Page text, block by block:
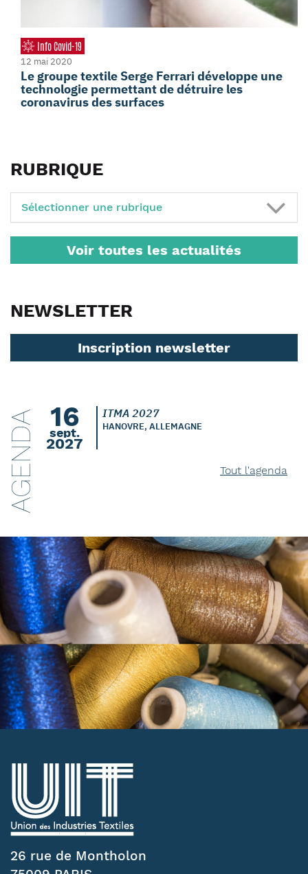
Info Covid-19
12 mai 2020
Le groupe textile Serge Ferrari développe une
technologie permettant de détruire les
coronavirus des surfaces
RUBRIQUE
Sélectionner une rubrique
Voir toutes les actualités
NEWSLETTER
Inscription newsletter
AGENDA 16
sept.
2027
ITMA 2027
HANOVRE, ALLEMAGNE
Tout l'agenda
26 rue de Montholon